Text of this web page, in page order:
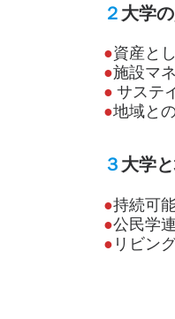
２ 大学
●資産と
●施設マ
● サステ
●地域と
３ 大学
●持続可
●公民学
● リビン